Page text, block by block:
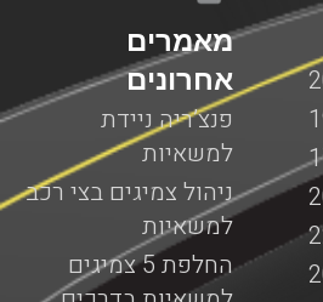
מאמרים
אחרונים
פנצ’ריה ניידת
למשאיות
ניהול צמיגים בצי רכב
למשאיות
החלפת 5 צמיגים